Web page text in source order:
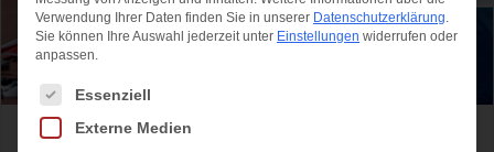
Ludwig-Jall-Sportfest 2016 – Tobias Giehl
Verwendung Ihrer Daten finden Sie in unserer Datenschutzerklärung.
Sie können Ihre Auswahl jederzeit unter Einstellungen widerrufen oder
anpassen.
Es folgt eine Liste der Service-Gruppen, für die eine Einwilligung
Essenziell
Externe Medien